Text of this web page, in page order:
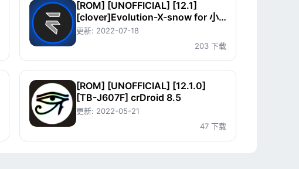
[ROM] [UNOFFICIAL] [12.1]
[clover]Evolution-X-snow for 小
米平板4系列
更新: 2022-07-18
203 下载
[ROM] [UNOFFICIAL] [12.1.0]
[TB-J607F] crDroid 8.5
更新: 2022-05-21
47 下载